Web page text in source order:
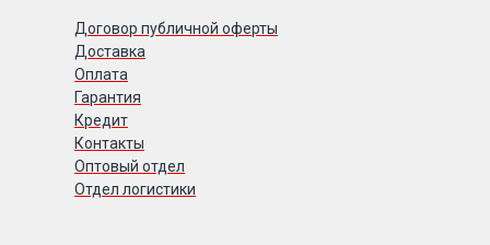
Договор публичной оферты
Доставка
Оплата
Гарантия
Кредит
Контакты
Оптовый отдел
Отдел логистики